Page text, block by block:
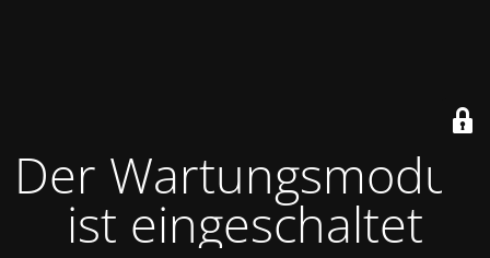
Der Wartungsmodus
ist eingeschaltet